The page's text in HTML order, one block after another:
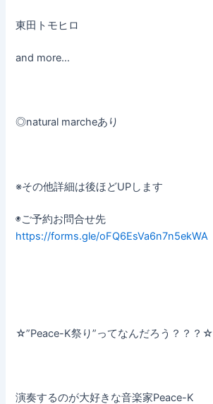
東田トモヒロ
and more…
◎natural marcheあり
※その他詳細は後ほどUPします
◉ご予約お問合せ先
https://forms.gle/oFQ6EsVa6n7n5ekWA
☆”Peace-K祭り”ってなんだろう？？？☆
演奏するのが大好きな音楽家Peace-K